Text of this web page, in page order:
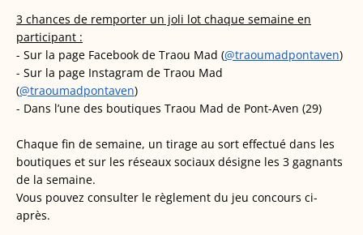
3 chances de remporter un joli lot chaque semaine en
participant :
- Sur la page Facebook de Traou Mad (@traoumadpontaven)
- Sur la page Instagram de Traou Mad
(@traoumadpontaven)
- Dans l’une des boutiques Traou Mad de Pont-Aven (29)
Chaque fin de semaine, un tirage au sort effectué dans les
boutiques et sur les réseaux sociaux désigne les 3 gagnants
de la semaine.
Vous pouvez consulter le règlement du jeu concours ci-
après.